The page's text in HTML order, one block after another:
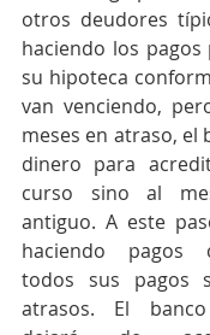
otros deudores
haciendo los
su hipoteca
van venciendo,
meses en atraso, el
dinero para
curso sino al
antiguo. A este
haciendo pagos
todos sus pagos
atrasos. El